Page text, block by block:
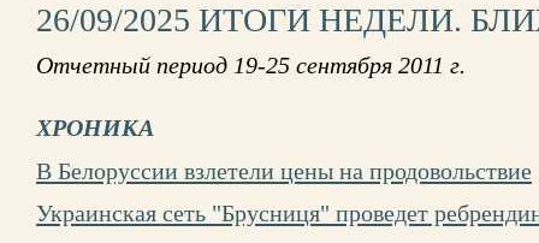
26/09/2025 ИТОГИ НЕДЕЛИ.
Отчетный период 19-25 сентября 2011 г.
ХРОНИКА
В Белоруссии взлетели цены на продовольствие
Украинская сеть "Брусниця" проведет